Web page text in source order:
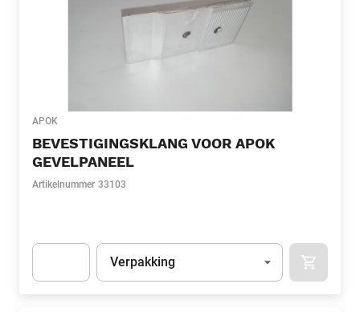
APOK
BEVESTIGINGSKLANG VOOR APOK
GEVELPANEEL
Artikelnummer 33103
Eenheid
Verpakking